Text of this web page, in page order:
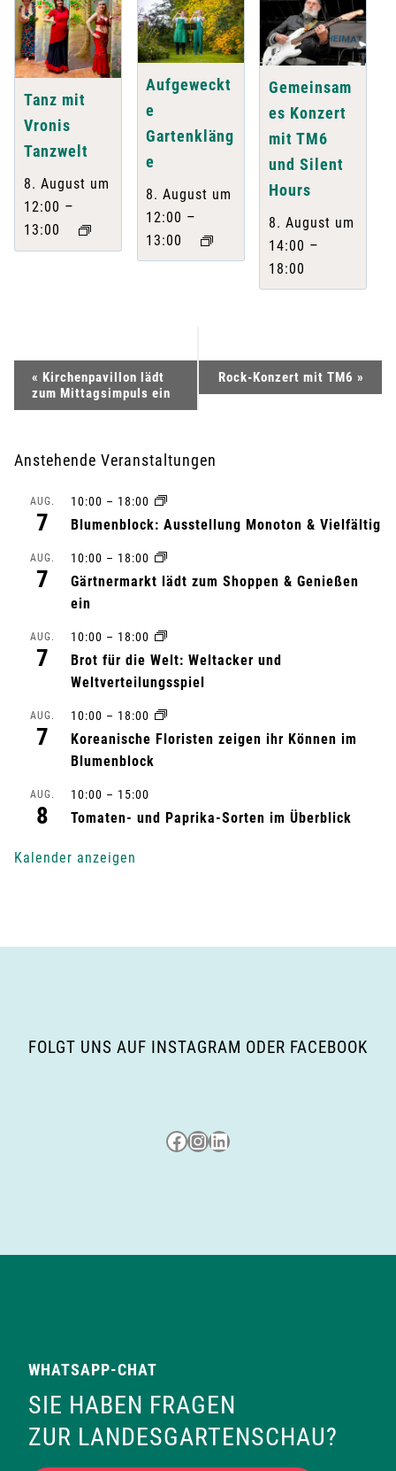
Tanz mit
Vronis
Tanzwelt
8. August um
12:00 –
13:00
Aufgeweckt
e
Gartenkläng
e
8. August um
12:00 –
13:00
Gemeinsam
es Konzert
mit TM6
und Silent
Hours
8. August um
14:00 –
18:00
e
r
-
a
n
« Kirchenpavillon lädt
zum Mittagsimpuls ein
Rock-Konzert mit TM6 »
Anstehende Veranstaltungen
AUG.
7
10:00 – 18:00
Blumenblock: Ausstellung Monoton & Vielfältig
AUG.
7
10:00 – 18:00
Gärtnermarkt lädt zum Shoppen & Genießen
ein
AUG.
7
10:00 – 18:00
Brot für die Welt: Weltacker und
Weltverteilungsspiel
AUG.
7
10:00 – 18:00
Koreanische Floristen zeigen ihr Können im
Blumenblock
AUG.
8
10:00 – 15:00
Tomaten- und Paprika-Sorten im Überblick
Kalender anzeigen
FOLGT UNS AUF INSTAGRAM ODER FACEBOOK
Besuche uns auf Facebook
Besuche uns auf Instagram
LinkedIn
WHATSAPP-CHAT
SIE HABEN FRAGEN
ZUR LANDESGARTENSCHAU?